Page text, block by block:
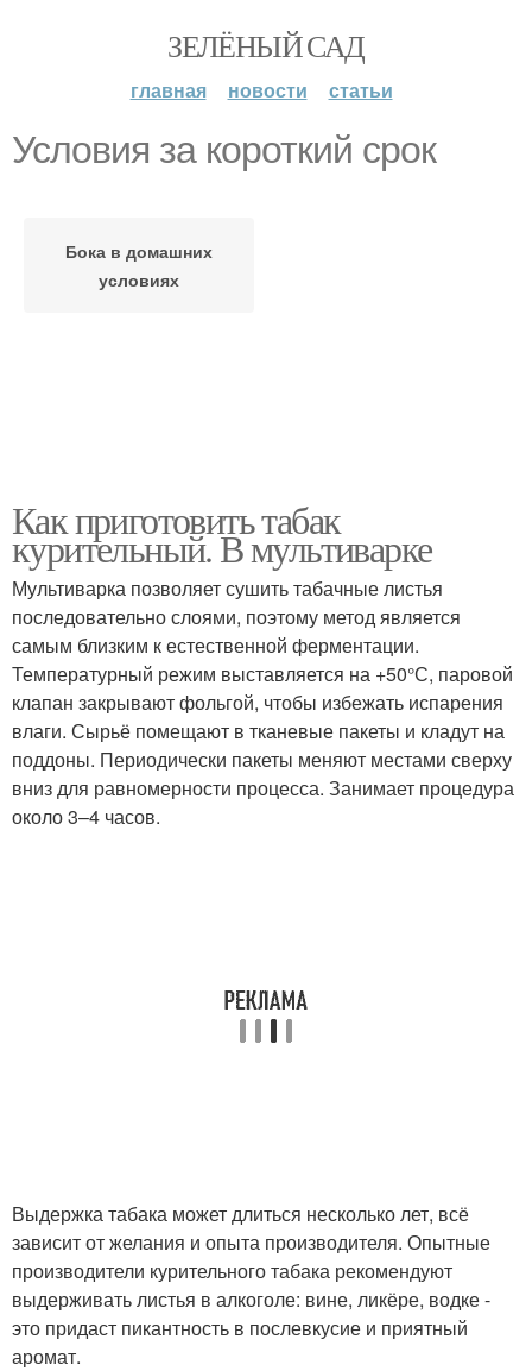
ЗЕЛЁНЫЙ САД
главная новости статьи
Условия за короткий срок
Бока в домашних
условиях
Как приготовить табак
курительный. В мультиварке
Мультиварка позволяет сушить табачные листья
последовательно слоями, поэтому метод является
самым близким к естественной ферментации.
Температурный режим выставляется на +50°С, паровой
клапан закрывают фольгой, чтобы избежать испарения
влаги. Сырьё помещают в тканевые пакеты и кладут на
поддоны. Периодически пакеты меняют местами сверху
вниз для равномерности процесса. Занимает процедура
около 3–4 часов.
Выдержка табака может длиться несколько лет, всё
зависит от желания и опыта производителя. Опытные
производители курительного табака рекомендуют
выдерживать листья в алкоголе: вине, ликёре, водке -
это придаст пикантность в послевкусие и приятный
аромат.